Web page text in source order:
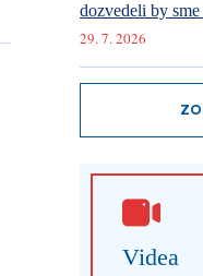
dozvedeli by
29. 7. 2026
Videa